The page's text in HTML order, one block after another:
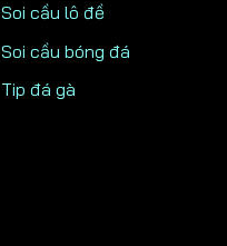
Soi cầu lô đề
Soi cầu bóng đá
Tip đá gà